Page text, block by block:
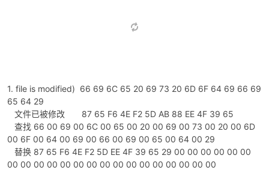
1. file is modified) 66 69 6C 65 20 69 73 20 6D 6F 64 69 66 69
65 64 29